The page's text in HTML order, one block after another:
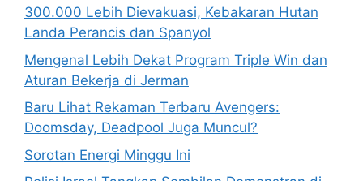
300.000 Lebih Dievakuasi, Kebakaran Hutan
Landa Perancis dan Spanyol
Mengenal Lebih Dekat Program Triple Win dan
Aturan Bekerja di Jerman
Baru Lihat Rekaman Terbaru Avengers:
Doomsday, Deadpool Juga Muncul?
Sorotan Energi Minggu Ini